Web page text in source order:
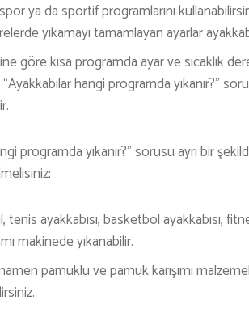
ya da sportif programlarını
yıkamayı tamamlayan ayarlar
göre kısa programda ayar ve sıcaklık
hangi programda yıkanır?”
programda yıkanır?” sorusu ayrı bir
ayakkabısı, basketbol ayakkabısı,
makinede yıkanabilir.
pamuklu ve pamuk karışımı